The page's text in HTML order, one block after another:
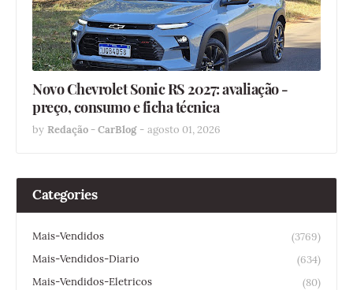
Novo Chevrolet Sonic RS 2027: avaliação -
preço, consumo e ficha técnica
by Redação - CarBlog - agosto 01, 2026
Categories
Mais-Vendidos
(3769)
Mais-Vendidos-Diario
(634)
Mais-Vendidos-Eletricos
(80)